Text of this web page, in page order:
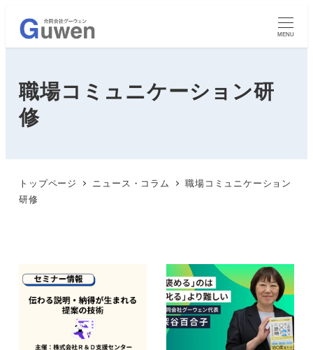
MENU
職場コミュニケーション研
修
トップページ ニュース・コラム
職場コミュニケーション
研修